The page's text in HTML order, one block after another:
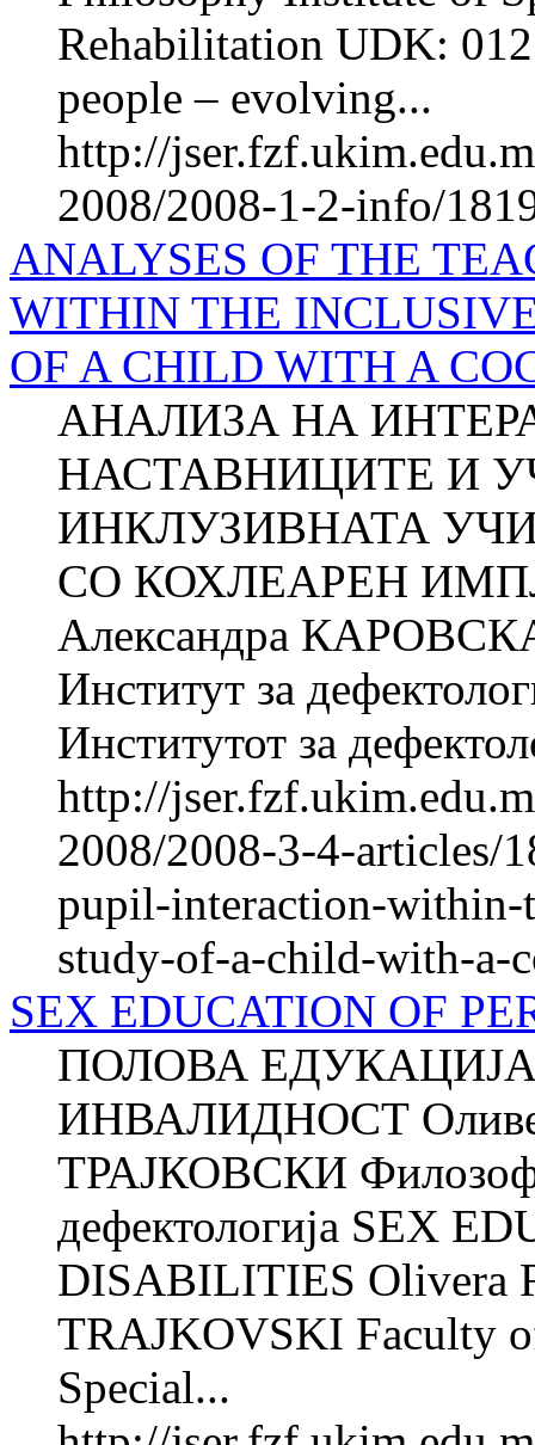
Rehabilitation UDK:
people – evolving...
http://
2008/2008-1-2-info/
ANALYSES OF THE
WITHIN THE
OF A CHILD WITH A
АНАЛИЗА НА
НАСТАВНИЦИТЕ И
ИНКЛУЗИВНАТА
СО КОХЛЕАРЕН
Александра
Институт за
Институтот за
http://
2008/2008-3-4-articles/
pupil-interaction-within-
study-of-a-child-with-a-
SEX EDUCATION OF
ПОЛОВА
ИНВАЛИДНОСТ
ТРАЈКОВСКИ
дефектологија SEX
DISABILITIES Olivera
TRAJKOVSKI Faculty
Special...